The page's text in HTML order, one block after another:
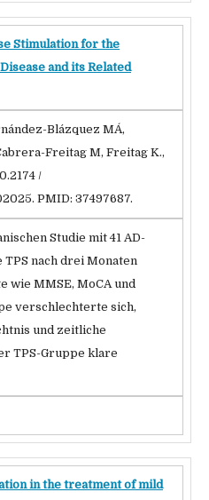
Stimulation for the
and its Related
Blázquez MÁ,
Freitag M, Freitag K.,
/
PMID: 37497687.
Studie mit 41 AD-
nach drei Monaten
wie MMSE, MoCA und
verschlechterte sich,
und zeitliche
TPS-Gruppe klare
in the treatment of mild